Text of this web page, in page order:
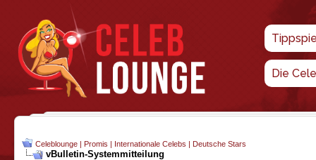
Die
Celeblounge | Promis | Internationale Celebs | Deutsche Stars
vBulletin-Systemmitteilung